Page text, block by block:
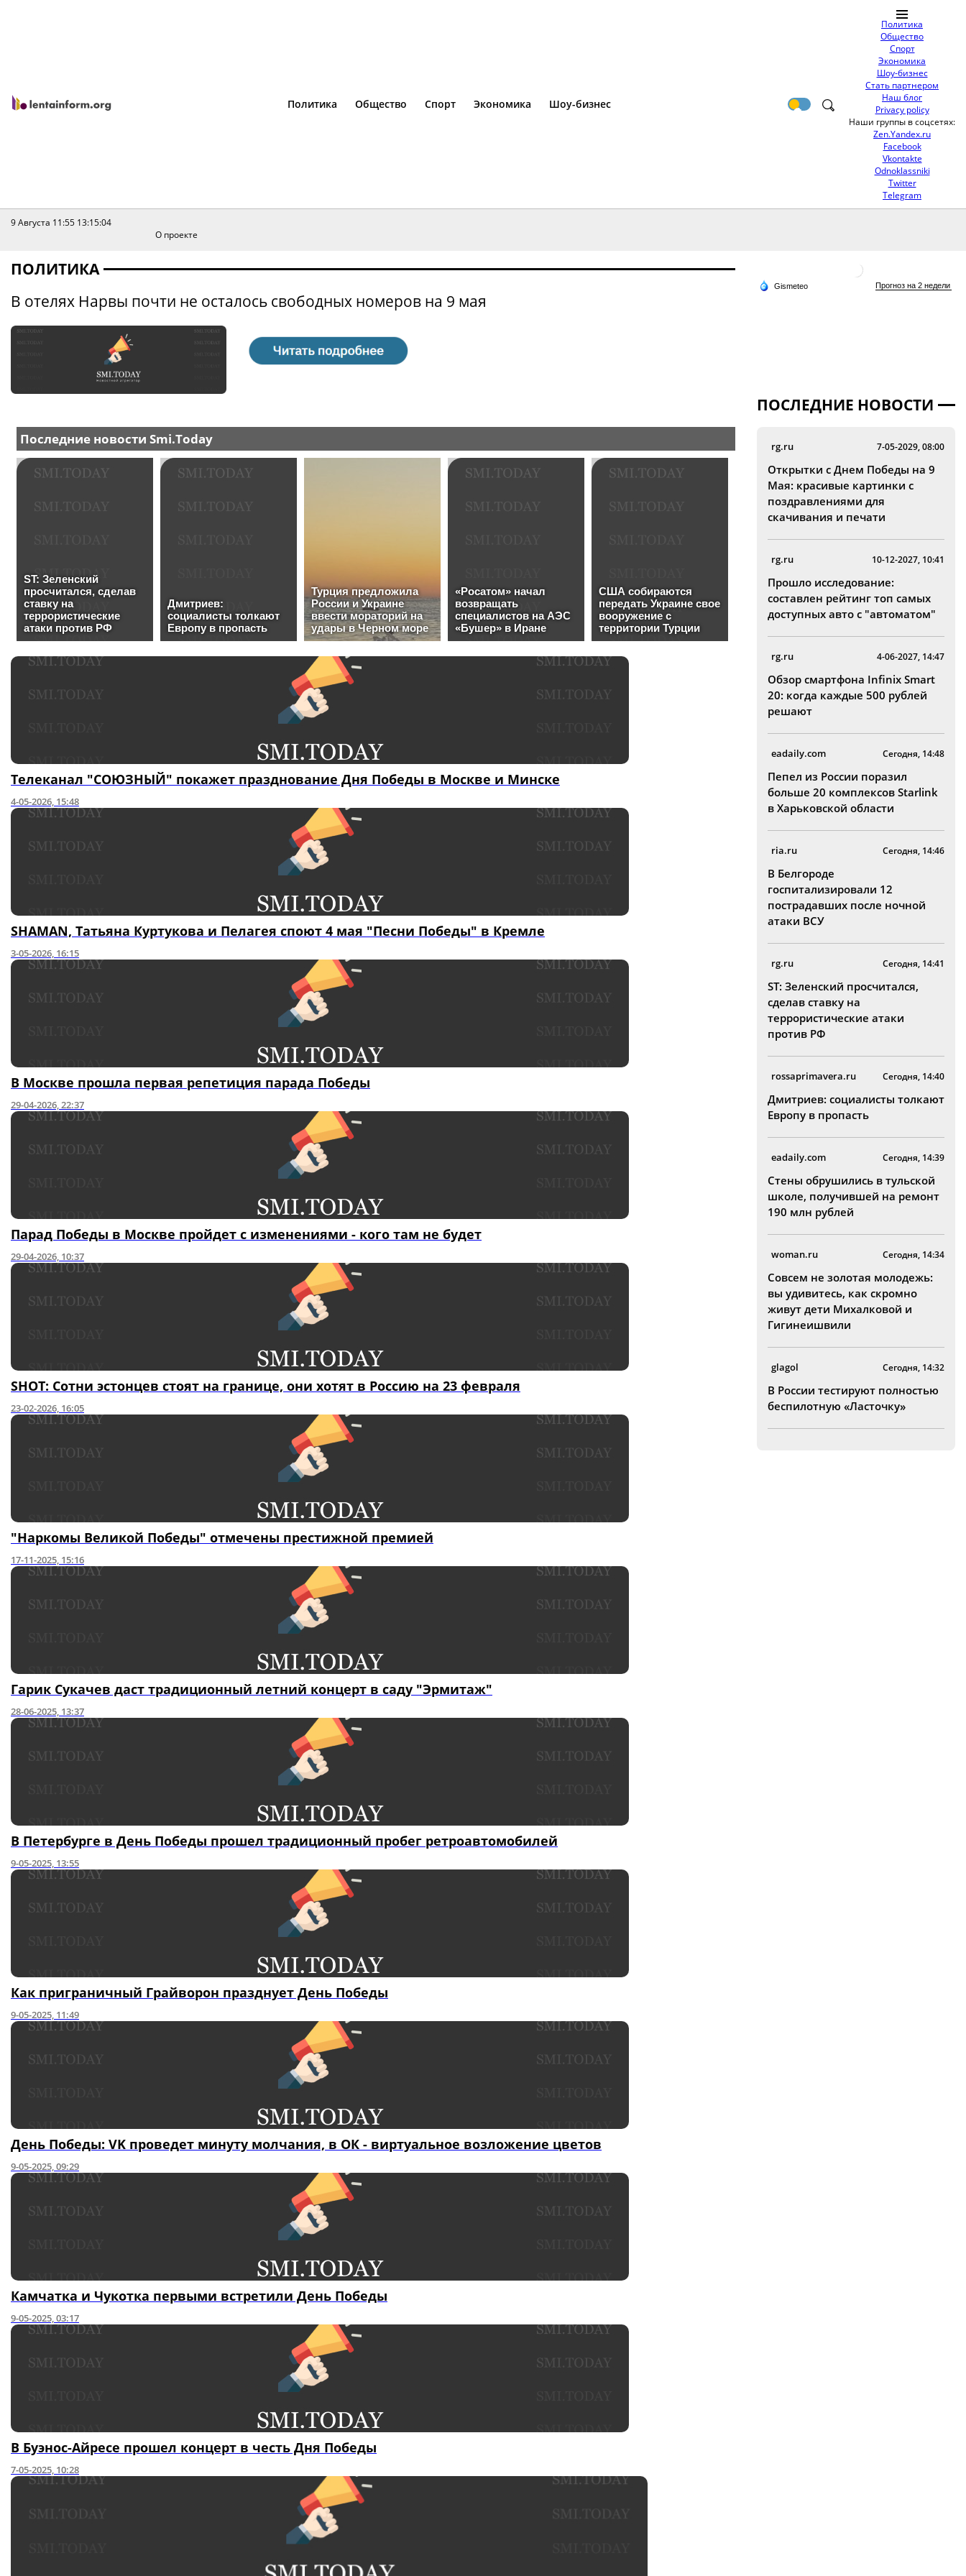
Политика Общество Спорт Экономика Шоу-бизнес
Политика
Общество
Спорт
Экономика
Шоу-бизнес
Стать партнером
Наш блог
Privacy policy
Наши группы в соцсетях:
Zen.Yandex.ru
Facebook
Vkontakte
Odnoklassniki
Twitter
Telegram
9 Августа 11:55 13:15:04
О проекте
ПОЛИТИКА
В отелях Нарвы почти не осталось свободных номеров на 9 мая
Телеканал "СОЮЗНЫЙ" покажет празднование Дня Победы в Москве и Минске
4-05-2026, 15:48
SHAMAN, Татьяна Куртукова и Пелагея споют 4 мая "Песни Победы" в Кремле
3-05-2026, 16:15
В Москве прошла первая репетиция парада Победы
29-04-2026, 22:37
Парад Победы в Москве пройдет с изменениями - кого там не будет
29-04-2026, 10:37
SHOT: Сотни эстонцев стоят на границе, они хотят в Россию на 23 февраля
23-02-2026, 16:05
"Наркомы Великой Победы" отмечены престижной премией
17-11-2025, 15:16
Гарик Сукачев даст традиционный летний концерт в саду "Эрмитаж"
28-06-2025, 13:37
В Петербурге в День Победы прошел традиционный пробег ретроавтомобилей
9-05-2025, 13:55
Как приграничный Грайворон празднует День Победы
9-05-2025, 11:49
День Победы: VK проведет минуту молчания, в ОК - виртуальное возложение цветов
9-05-2025, 09:29
Камчатка и Чукотка первыми встретили День Победы
9-05-2025, 03:17
В Буэнос-Айресе прошел концерт в честь Дня Победы
7-05-2025, 10:28
ПОСЛЕДНИЕ НОВОСТИ
rg.ru 7-05-2029, 08:00
Открытки с Днем Победы на 9
Мая: красивые картинки с
поздравлениями для
скачивания и печати
rg.ru 10-12-2027, 10:41
Прошло исследование:
составлен рейтинг топ самых
доступных авто с "автоматом"
rg.ru 4-06-2027, 14:47
Обзор смартфона Infinix Smart
20: когда каждые 500 рублей
решают
eadaily.com Сегодня, 14:48
Пепел из России поразил
больше 20 комплексов Starlink
в Харьковской области
ria.ru Сегодня, 14:46
В Белгороде
госпитализировали 12
пострадавших после ночной
атаки ВСУ
rg.ru Сегодня, 14:41
ST: Зеленский просчитался,
сделав ставку на
террористические атаки
против РФ
rossaprimavera.ru Сегодня, 14:40
Дмитриев: социалисты толкают
Европу в пропасть
eadaily.com Сегодня, 14:39
Стены обрушились в тульской
школе, получившей на ремонт
190 млн рублей
woman.ru Сегодня, 14:34
Совсем не золотая молодежь:
вы удивитесь, как скромно
живут дети Михалковой и
Гигинеишвили
glagol Сегодня, 14:32
В России тестируют полностью
беспилотную «Ласточку»